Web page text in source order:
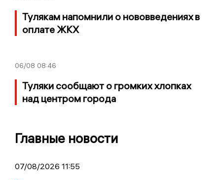
Тулякам напомнили о нововведениях в
оплате ЖКХ
06/08 08:46
Туляки сообщают о громких хлопках
над центром города
Главные новости
07/08/2026 11:55